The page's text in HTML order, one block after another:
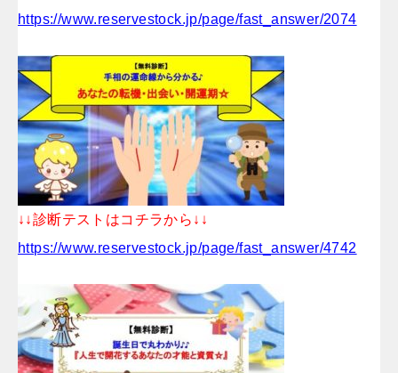
https://www.reservestock.jp/page/fast_answer/2074
↓↓診断テストはコチラから↓↓
https://www.reservestock.jp/page/fast_answer/4742